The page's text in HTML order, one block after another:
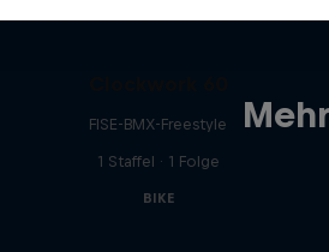
FISE-BMX-Freestyle
1 Staffel · 1 Folge
BIKE